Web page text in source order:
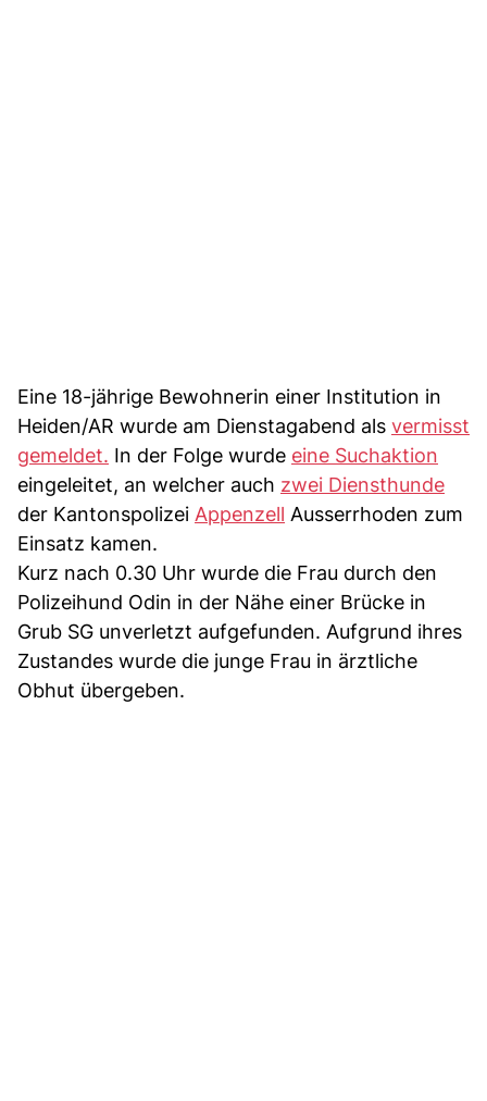
Eine 18-jährige Bewohnerin einer Institution in
Heiden/AR wurde am Dienstagabend als vermisst
gemeldet. In der Folge wurde eine Suchaktion
eingeleitet, an welcher auch zwei Diensthunde
der Kantonspolizei Appenzell Ausserrhoden zum
Einsatz kamen.
Kurz nach 0.30 Uhr wurde die Frau durch den
Polizeihund Odin in der Nähe einer Brücke in
Grub SG unverletzt aufgefunden. Aufgrund ihres
Zustandes wurde die junge Frau in ärztliche
Obhut übergeben.